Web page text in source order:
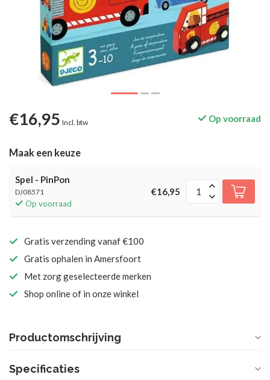
€16,95 Incl. btw Op voorraad
Maak een keuze
Spel - PinPon
DJ08571
Op voorraad
€16,95
Gratis verzending vanaf €100
Gratis ophalen in Amersfoort
Met zorg geselecteerde merken
Shop online of in onze winkel
Productomschrijving
Specificaties